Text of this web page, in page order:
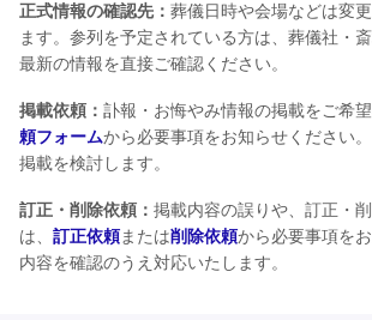
正式情報の確認先： 葬儀日時や会場などは変
ます。参列を予定されている方は、葬儀社・
最新の情報を直接ご確認ください。
掲載依頼： 訃報・お悔やみ情報の掲載をご希望
頼フォームから必要事項をお知らせください
掲載を検討します。
訂正・削除依頼： 掲載内容の誤りや、訂正・
は、 訂正依頼または削除依頼から必要事項を
内容を確認のうえ対応いたします。